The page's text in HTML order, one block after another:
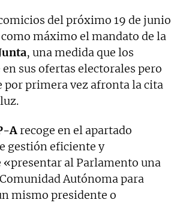
del próximo 19 de junio
como máximo el mandato de la
, una medida que los
sus ofertas electorales pero
por primera vez afronta la cita
Arecoge en el apartado
gestión eficiente y
al Parlamento una
Autónoma para
mismo presidente o